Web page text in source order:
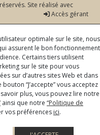
Site réalisé avec
Accès gérant
optimale sur le site, nous
assurent le bon fonctionnement
Certains tiers utilisent
sur le site pour vous
sur d’autres sites Web et dans
“J’accepte” vous acceptez
plus, vous pouvez lire notre
ainsi que notre “Politique de
vos préférences ici.